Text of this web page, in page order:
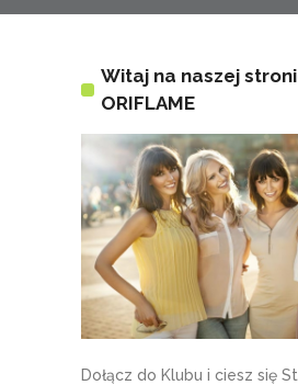
Witaj na naszej
ORIFLAME
Dołącz do Klubu i ciesz się